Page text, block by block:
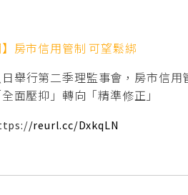
】房市信用管制 可望鬆綁
舉行第二季理監事會，房市信
面壓抑」轉向「精準修正」
/reurl.cc/DxkqLN